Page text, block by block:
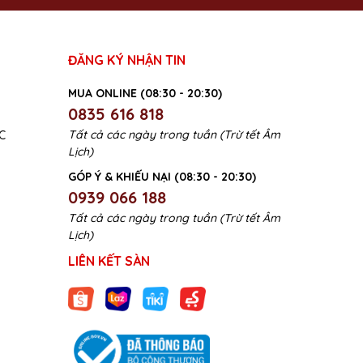
ĐĂNG KÝ NHẬN TIN
MUA ONLINE (08:30 - 20:30)
0835 616 818
Tất cả các ngày trong tuần (Trừ tết Âm
Lịch)
GÓP Ý & KHIẾU NẠI (08:30 - 20:30)
0939 066 188
Tất cả các ngày trong tuần (Trừ tết Âm
Lịch)
LIÊN KẾT SÀN